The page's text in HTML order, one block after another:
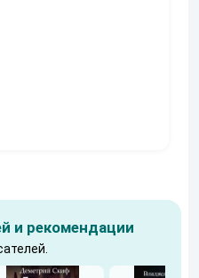
и рекомендации